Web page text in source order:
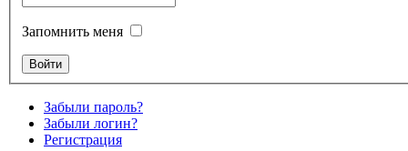
Запомнить меня
Забыли пароль?
Забыли логин?
Регистрация